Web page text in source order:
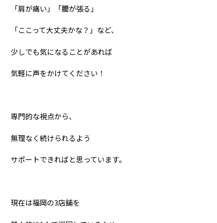
「肩が痛い」「腰が張る」
「ここって大丈夫かな？」など、
少しでも気になることがあれば
気軽に声をかけてください！
専門的な視点から、
無理なく続けられるよう
サポートできればと思っています。
現在は福岡の3店舗を